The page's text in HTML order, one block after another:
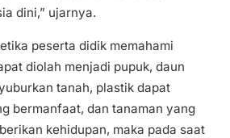
dini,” ujarnya.
peserta didik memahami
diolah menjadi pupuk, daun
tanah, plastik dapat
bermanfaat, dan tanaman yang
kehidupan, maka pada saat